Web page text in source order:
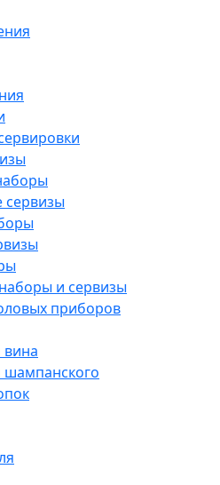
и сервизы
приборов
вина
шампанского